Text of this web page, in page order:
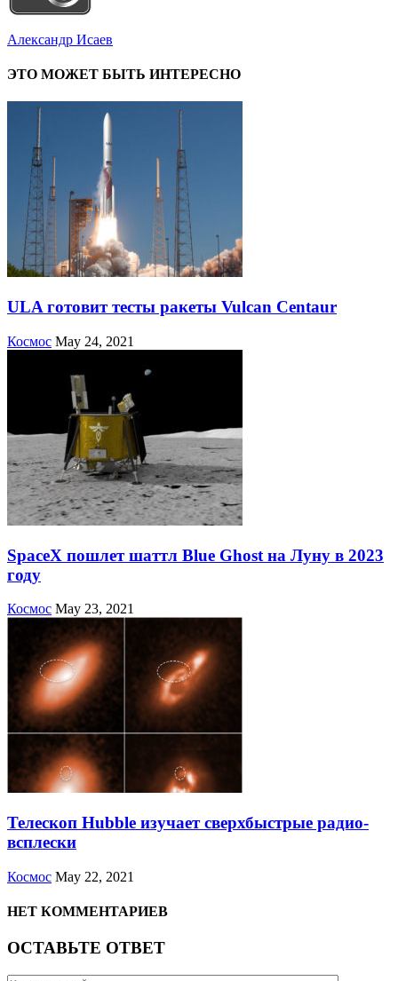
Александр Исаев
ЭТО МОЖЕТ БЫТЬ ИНТЕРЕСНО
ULA готовит тесты ракеты Vulcan Centaur
Космос May 24, 2021
SpaceX пошлет шаттл Blue Ghost на Луну в 2023
году
Космос May 23, 2021
Телескоп Hubble изучает сверхбыстрые радио-
всплески
Космос May 22, 2021
НЕТ КОММЕНТАРИЕВ
ОСТАВЬТЕ ОТВЕТ